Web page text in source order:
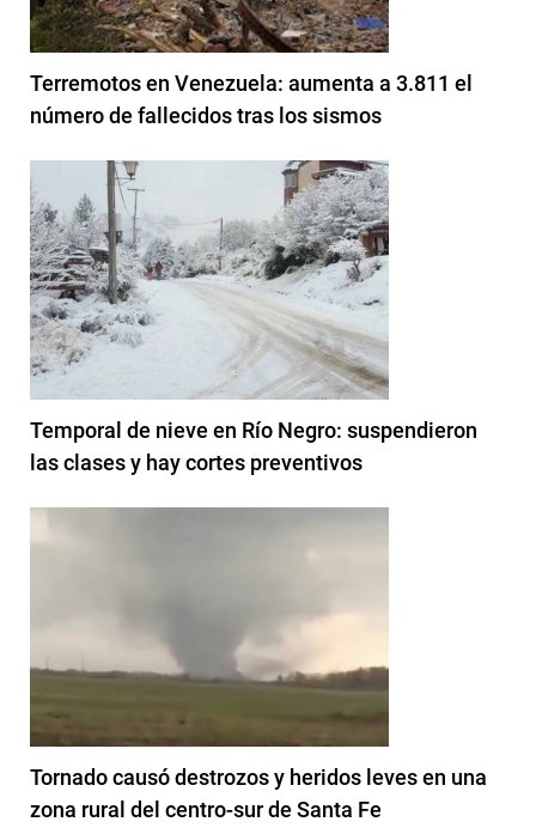
Terremotos en Venezuela: aumenta a 3.811 el
número de fallecidos tras los sismos
Temporal de nieve en Río Negro: suspendieron
las clases y hay cortes preventivos
Tornado causó destrozos y heridos leves en una
zona rural del centro-sur de Santa Fe